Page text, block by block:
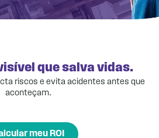
que salva vidas.
riscos e evita acidentes antes que
aconteçam.
meu ROI